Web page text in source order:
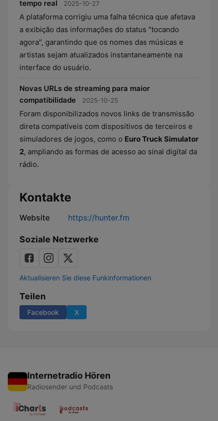
tempo real
2025-10-27
A plataforma corrigiu uma falha técnica que afetava
a exibição das informações do status "tocando
agora", garantindo que os nomes das músicas e
artistas sejam atualizados instantaneamente na
interface do usuário.
Novas URLs de streaming para maior
compatibilidade
2025-10-25
Foram disponibilizados novos links de transmissão
direta compatíveis com dispositivos de terceiros e
simuladores de jogos, como o Euro Truck Simulator
2, ampliando as formas de acesso ao sinal digital da
rádio.
Kontakte
Website https://hunter.fm
Soziale Netzwerke
Aktualisieren Sie diese Funkinformationen
Teilen
Facebook X
Internetradio Hören
Radiosender und Podcasts